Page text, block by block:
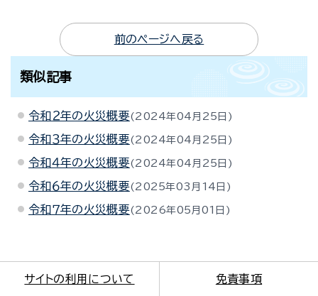
前のページへ戻る
類似記事
令和２年の火災概要 2024年04月25日
令和３年の火災概要 2024年04月25日
令和４年の火災概要 2024年04月25日
令和６年の火災概要 2025年03月14日
令和７年の火災概要 2026年05月01日
サイトの利用について 免責事項